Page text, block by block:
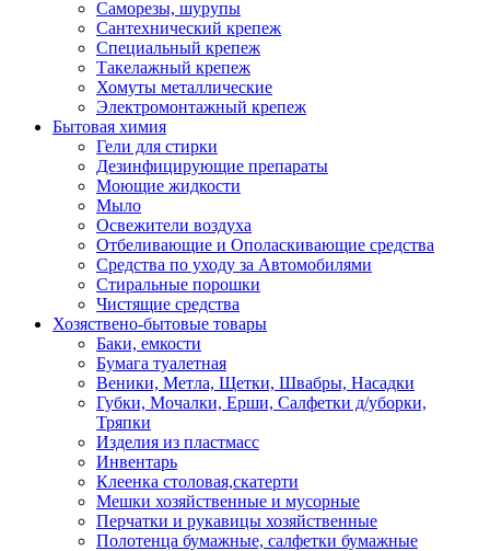
Саморезы, шурупы
Сантехнический крепеж
Специальный крепеж
Такелажный крепеж
Хомуты металлические
Электромонтажный крепеж
Бытовая химия
Гели для стирки
Дезинфицирующие препараты
Моющие жидкости
Мыло
Освежители воздуха
Отбеливающие и Ополаскивающие средства
Средства по уходу за Автомобилями
Стиральные порошки
Чистящие средства
Хозяствено-бытовые товары
Баки, емкости
Бумага туалетная
Веники, Метла, Щетки, Швабры, Насадки
Губки, Мочалки, Ерши, Салфетки д/уборки,
Тряпки
Изделия из пластмасс
Инвентарь
Клеенка столовая,скатерти
Мешки хозяйственные и мусорные
Перчатки и рукавицы хозяйственные
Полотенца бумажные, салфетки бумажные